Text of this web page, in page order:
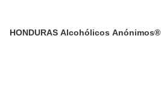
HONDURAS Alcohólicos Anónimos®